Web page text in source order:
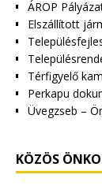
ÁROP
Elszállított
Térfigyelő
Perkapu
Üvegzseb –
KÖZÖS